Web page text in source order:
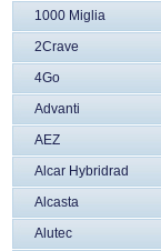
1000 Miglia
2Crave
4Go
Advanti
AEZ
Alcar Hybridrad
Alcasta
Alutec